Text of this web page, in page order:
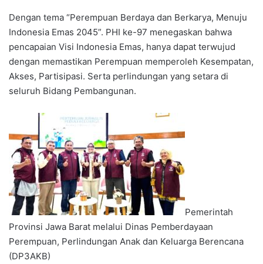
Dengan tema “Perempuan Berdaya dan Berkarya, Menuju
Indonesia Emas 2045”. PHI ke-97 menegaskan bahwa
pencapaian Visi Indonesia Emas, hanya dapat terwujud
dengan memastikan Perempuan memperoleh Kesempatan,
Akses, Partisipasi. Serta perlindungan yang setara di
seluruh Bidang Pembangunan.
Pemerintah
Provinsi Jawa Barat melalui Dinas Pemberdayaan
Perempuan, Perlindungan Anak dan Keluarga Berencana
(DP3AKB)